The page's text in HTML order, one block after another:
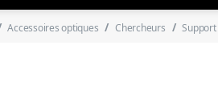
Accessoires optiques Chercheurs